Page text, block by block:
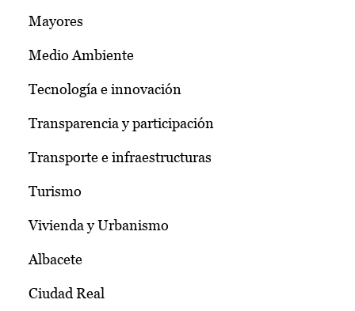
Mayores
Medio Ambiente
Tecnología e innovación
Transparencia y participación
Transporte e infraestructuras
Turismo
Vivienda y Urbanismo
Albacete
Ciudad Real